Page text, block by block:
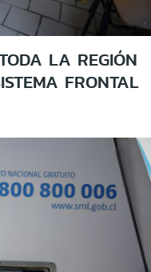
LA REGIÓN
FRONTAL